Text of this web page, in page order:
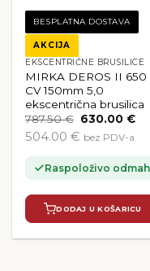
BESPLATNA DOSTAVA
AKCIJA
EKSCENTRIČNE BRUSILICE
MIRKA DEROS II 650
CV 150mm 5,0
ekscentrična brusilica
787.50€ Izvorna
bila
630.00€
504.00 € bez PDV-a
Raspoloživo odmah
DODAJ U KOŠARICU